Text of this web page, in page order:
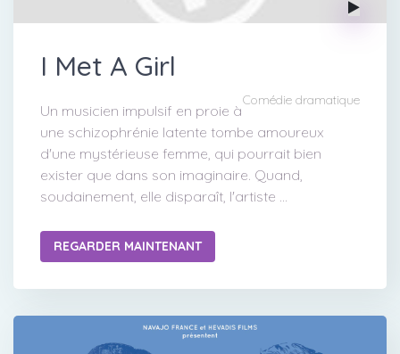
I Met A Girl
Comédie dramatique
Un musicien impulsif en proie à
une schizophrénie latente tombe amoureux
d'une mystérieuse femme, qui pourrait bien
exister que dans son imaginaire. Quand,
soudainement, elle disparaît, l'artiste ...
REGARDER MAINTENANT